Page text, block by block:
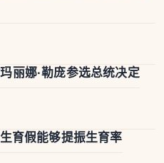
丽娜·勒庞参选总统决定
育假能够提振生育率